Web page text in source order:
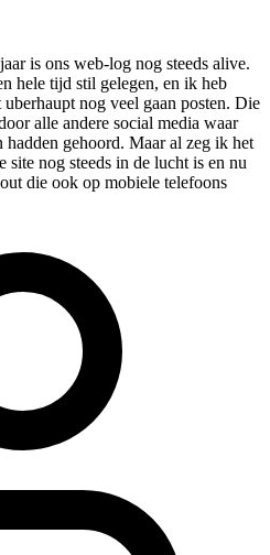
is ons web-log nog steeds alive.
hele tijd stil gelegen, en ik heb
nog veel gaan posten. Die
alle andere social media waar
gehoord. Maar al zeg ik het
site nog steeds in de lucht is en nu
die ook op mobiele telefoons